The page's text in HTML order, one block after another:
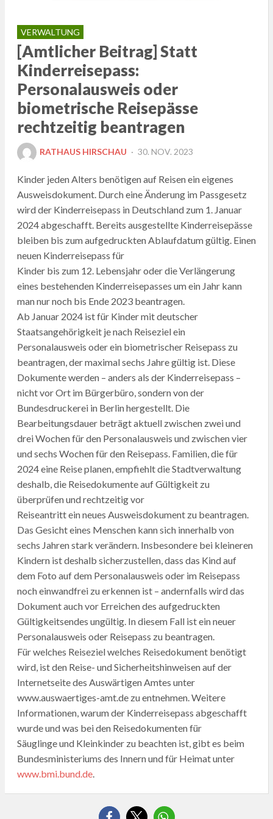
VERWALTUNG
[Amtlicher Beitrag] Statt
Kinderreisepass:
Personalausweis oder
biometrische Reisepässe
rechtzeitig beantragen
RATHAUS HIRSCHAU
POSTED
30. NOV. 2023
Kinder jeden Alters benötigen auf Reisen ein eigenes
Ausweisdokument. Durch eine Änderung im Passgesetz
wird der Kinderreisepass in Deutschland zum 1. Januar
2024 abgeschafft. Bereits ausgestellte Kinderreisepässe
bleiben bis zum aufgedruckten Ablaufdatum gültig. Einen
neuen Kinderreisepass für
Kinder bis zum 12. Lebensjahr oder die Verlängerung
eines bestehenden Kinderreisepasses um ein Jahr kann
man nur noch bis Ende 2023 beantragen.
Ab Januar 2024 ist für Kinder mit deutscher
Staatsangehörigkeit je nach Reiseziel ein
Personalausweis oder ein biometrischer Reisepass zu
beantragen, der maximal sechs Jahre gültig ist. Diese
Dokumente werden – anders als der Kinderreisepass –
nicht vor Ort im Bürgerbüro, sondern von der
Bundesdruckerei in Berlin hergestellt. Die
Bearbeitungsdauer beträgt aktuell zwischen zwei und
drei Wochen für den Personalausweis und zwischen vier
und sechs Wochen für den Reisepass. Familien, die für
2024 eine Reise planen, empfiehlt die Stadtverwaltung
deshalb, die Reisedokumente auf Gültigkeit zu
überprüfen und rechtzeitig vor
Reiseantritt ein neues Ausweisdokument zu beantragen.
Das Gesicht eines Menschen kann sich innerhalb von
sechs Jahren stark verändern. Insbesondere bei kleineren
Kindern ist deshalb sicherzustellen, dass das Kind auf
dem Foto auf dem Personalausweis oder im Reisepass
noch einwandfrei zu erkennen ist – andernfalls wird das
Dokument auch vor Erreichen des aufgedruckten
Gültigkeitsendes ungültig. In diesem Fall ist ein neuer
Personalausweis oder Reisepass zu beantragen.
Für welches Reiseziel welches Reisedokument benötigt
wird, ist den Reise- und Sicherheitshinweisen auf der
Internetseite des Auswärtigen Amtes unter
www.auswaertiges-amt.de zu entnehmen. Weitere
Informationen, warum der Kinderreisepass abgeschafft
wurde und was bei den Reisedokumenten für
Säuglinge und Kleinkinder zu beachten ist, gibt es beim
Bundesministeriums des Innern und für Heimat unter
www.bmi.bund.de.